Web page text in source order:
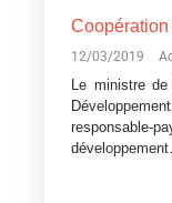
12/03/2019
Le ministre
responsable-